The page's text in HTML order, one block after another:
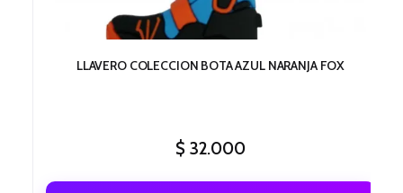
LLAVERO COLECCION BOTA AZUL NARANJA FOX
$ 32.000